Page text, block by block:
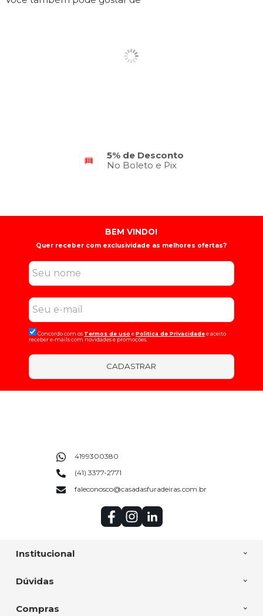
5% de Desconto
No Boleto e Pix
BEM VINDO!
Quer receber com exclusividade as melhores ofertas?
Concordo com os Termos de uso ePolitica de Privacidadee aceito
receber e-mails com novidades e promoções.
CADASTRAR
Institucional
Dúvidas
Compras
4199300380
(41) 3377-2771
faleconosco@casadasfuradeiras.com.br